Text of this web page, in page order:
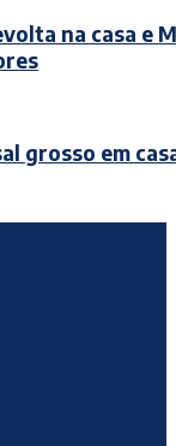
na casa e
grosso em